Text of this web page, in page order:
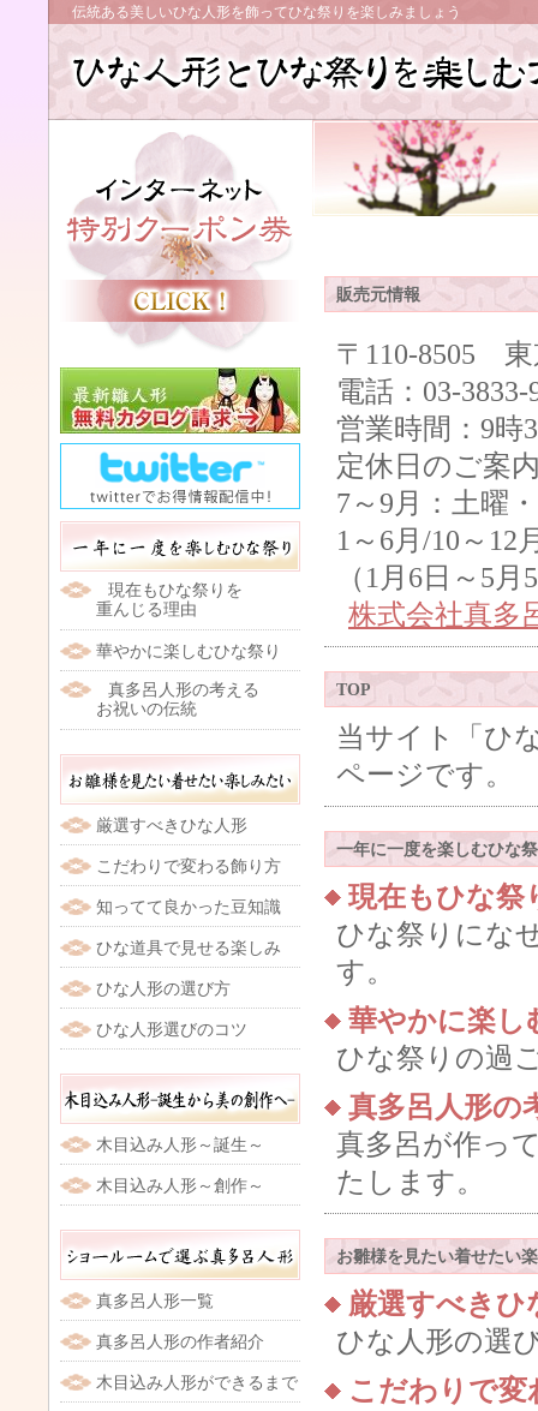
伝統ある美しいひな人形を飾ってひな祭りを楽しみましょう
現在もひな祭りを
重んじる理由
華やかに楽しむひな祭り
真多呂人形の考える
お祝いの伝統
厳選すべきひな人形
こだわりで変わる飾り方
知ってて良かった豆知識
ひな道具で見せる楽しみ
ひな人形の選び方
ひな人形選びのコツ
木目込み人形～誕生～
木目込み人形～創作～
真多呂人形一覧
真多呂人形の作者紹介
木目込み人形ができるまで
販売元情報
〒110-8505 東
電話：03-
営業時間：9時
定休日のご案
7～9月：土曜
1～6月/10～12
（1月6日～5
株式会社真多
TOP
当サイト「ひ
ページです。
一年に一度を楽しむひな
現在もひな祭
ひな祭りにな
す。
華やかに楽し
ひな祭りの過
真多呂人形の
真多呂が作っ
たします。
お雛様を見たい着せたい
厳選すべきひ
ひな人形の選
こだわりで変